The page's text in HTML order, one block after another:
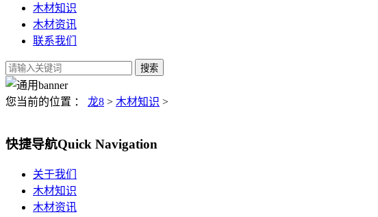
木材知识
木材资讯
联系我们
您当前的位置 ： 龙8 > 木材知识 >
快捷导航Quick Navigation
关于我们
木材知识
木材资讯